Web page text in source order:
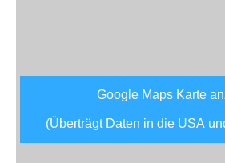
Google Maps Karte
(Überträgt Daten in die USA